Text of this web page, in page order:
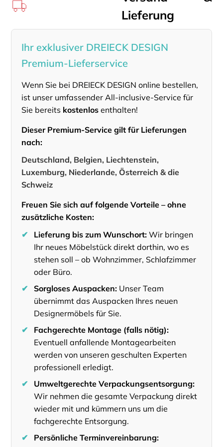
Lieferung
Ihr exklusiver DREIECK DESIGN
Premium-Lieferservice
Wenn Sie bei DREIECK DESIGN online bestellen,
ist unser umfassender All-inclusive-Service für
Sie bereits kostenlos enthalten!
Dieser Premium-Service gilt für Lieferungen
nach:
Deutschland, Belgien, Liechtenstein,
Luxemburg, Niederlande, Österreich & die
Schweiz
Freuen Sie sich auf folgende Vorteile – ohne
zusätzliche Kosten:
✔
Lieferung bis zum Wunschort: Wir bringen
Ihr neues Möbelstück direkt dorthin, wo es
stehen soll – ob Wohnzimmer, Schlafzimmer
oder Büro.
✔
Sorgloses Auspacken: Unser Team
übernimmt das Auspacken Ihres neuen
Designermöbels für Sie.
✔
Fachgerechte Montage (falls nötig):
Eventuell anfallende Montagearbeiten
werden von unseren geschulten Experten
professionell erledigt.
✔
Umweltgerechte Verpackungsentsorgung:
Wir nehmen die gesamte Verpackung direkt
wieder mit und kümmern uns um die
fachgerechte Entsorgung.
✔
Persönliche Terminvereinbarung: